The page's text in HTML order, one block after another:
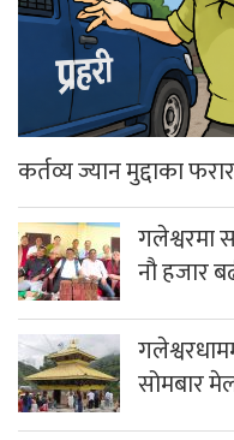
कर्तव्य ज्यान मुद्दाका
गलेश्वरमा
नौ हजार
सोमबार